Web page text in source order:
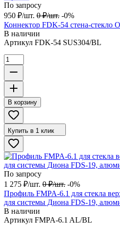
По запросу
950 ₽/шт. 0 ₽/шт. -0%
Коннектор FDK-54 стена-стекло
В наличии
Артикул FDK-54 SUS304/BL
В корзину
Купить в 1 клик
По запросу
1 275 ₽/шт. 0 ₽/шт. -0%
Профиль FMPA-6.1 для стекла
для системы Диона FDS-19,
В наличии
Артикул FMPA-6.1 AL/BL